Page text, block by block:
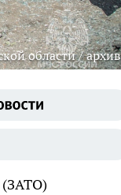
области / архив
(ЗАТО)